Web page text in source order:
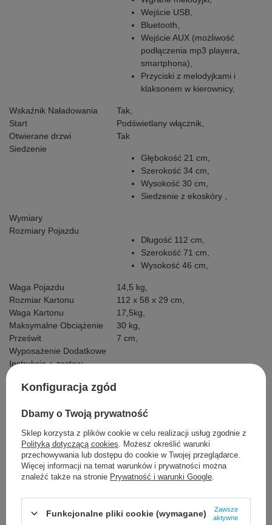
Wejście USB,
Bluetooth,
Wejście AUX (możliwość
podłączenia mp3 playera,
smartphona),
Przyciski z melodyjkami i
klaksonem w kierownicy,
Wskaźnik Naładowania
Tak,
Start
Podświetlany włącznik,
Otwierane drzwi
Tak
Siedzenie
Głębokość 21 cm,
Szerokość 34 cm,
Wysokość 30 cm,
Siedzenie z ekoskóry ,
Wymiary
Rozmiary Pojazdu
Długość 112 cm,
Szerokość 71 cm,
Wysokość 46 cm,
Waga Pojazdu
14,5 kg,
Rozmiar Kartonu
112 x 58 x 29 cm,
Waga Kartonu
17,5kg,
Maksymalne Obciążenie
30 kg,
Prześwit
7 cm,
Wyposażenie Dodatkowe
Instrukcja + zestaw
Pokrowiec,
kontrolującą naładowanie
baterii
Pilot,
Kabel Mini Jack.
Szczegółowe dane
Konfiguracja zgód
Dbamy o Twoją prywatność
Sklep korzysta z plików cookie w celu realizacji usług zgodnie z
Polityką dotyczącą cookies . Możesz określić warunki
przechowywania lub dostępu do cookie w Twojej przeglądarce.
Więcej informacji na temat warunków i prywatności można
znaleźć także na stronie Prywatność i warunki Google
Funkcjonalne pliki cookie (wymagane)
Zawsze
aktywne